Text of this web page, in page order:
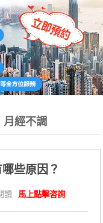
月經不調
些原因？
讀 馬上點擊咨詢